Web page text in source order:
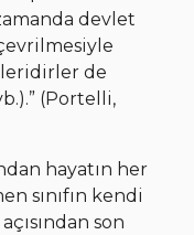
devlet
de
(Portelli,
hayatın her
sınıfın kendi
son